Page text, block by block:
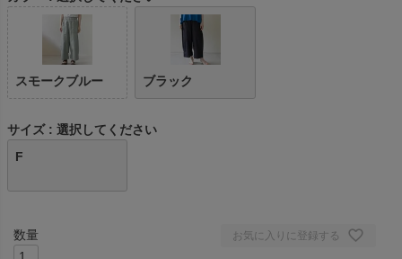
スモークブルー ブラック
サイズ
選択してください
F
お気に入りに登録する